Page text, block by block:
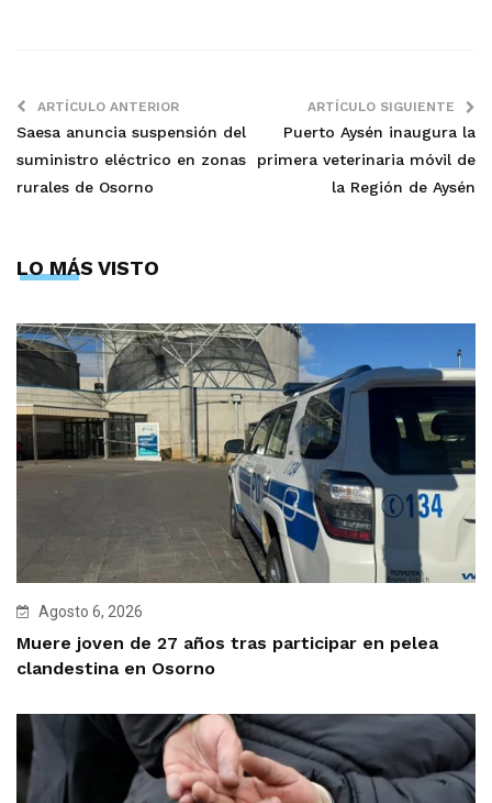
ARTÍCULO ANTERIOR
Saesa anuncia suspensión del
suministro eléctrico en zonas
rurales de Osorno
ARTÍCULO SIGUIENTE
Puerto Aysén inaugura la
primera veterinaria móvil de
la Región de Aysén
LO MÁS VISTO
Agosto 6, 2026
Muere joven de 27 años tras participar en pelea
clandestina en Osorno